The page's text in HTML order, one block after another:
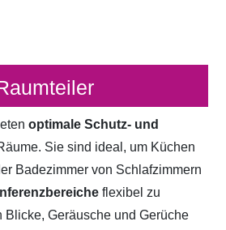
optimale Schutz- und
Sie sind ideal, um Küchen
Badezimmer von Schlafzimmern
flexibel zu
Blicke, Geräusche und Gerüche